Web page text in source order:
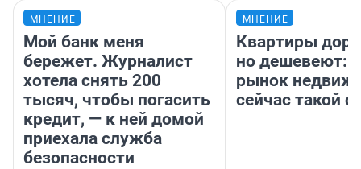
МНЕНИЕ
Мой банк меня
бережет. Журналист
хотела снять 200
тысяч, чтобы погасить
кредит, — к ней домой
приехала служба
безопасности
МНЕНИЕ
Квартиры
но дешевеют:
рынок
сейчас такой